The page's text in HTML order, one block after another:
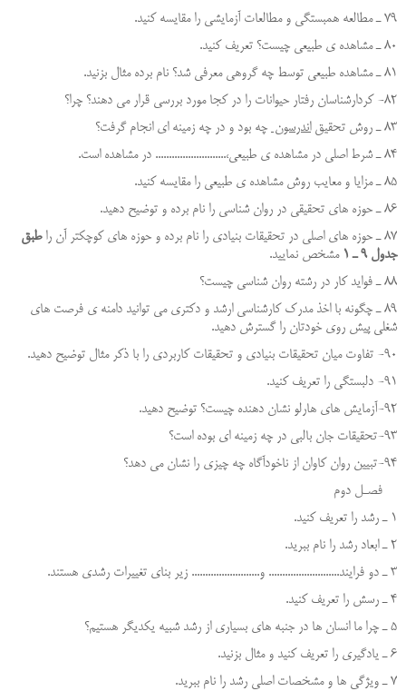
79 ـ مطالعه همبستگي و مطالعات آزمايشي را مقايسه كنيد.
80 ـ مشاهده ي طبيعي چيست؟ تعريف كنيد.
81 ـ مشاهده طبيعي توسط چه گروهي معرفي شد؟ نام برده مثال بزنید.
82- کردارشناسان رفتار حیوانات را در کجا مورد بررسی قرار می دهند؟ چرا؟
83 ـ روش تحقيق
اندرسون چه بود و در چه زمینه اي انجام گرفت؟
84 ـ شرط اصلي در مشاهده ي طبيعي،.......................... در مشاهده است.
85 ـ مزايا و معايب روش مشاهده ي طبيعي را مقايسه كنيد.
86 ـ حوزه هاي تحقيقي در روان شناسي را نام برده و توضيح دهيد.
87 ـ حوزه هاي اصلي در تحقيقات بنيادي را نام برده و حوزه هاي كوچكتر آن را
طبق
جدول 9 ـ 1
مشخص نماييد.
88 ـ فوايد كار در رشته روان شناسي چيست؟
89 ـ چگونه با اخذ مدرك كارشناسي ارشد و دكتري مي توانيد دامنه ي فرصت هاي
شغلي پيش روي خودتان را گسترش دهيد.
90- تفاوت میان تحقیقات بنیادی و تحقیقات کاربردی را با ذکر مثال توضیح دهید.
91- دلبستگی را تعریف کنید.
92-آزمایش های هارلو نشان دهنده چیست؟ توضیح دهید.
93-تحقیقات جان بالبی در چه زمینه ای بوده است؟
94-تبیین روان کاوان از ناخودآگاه چه چیزی را نشان می دهد؟
فصـل دوم
1 ـ رشد را تعريف كنيد.
2 ـ ابعاد رشد را نام ببريد.
3 ـ دو فرايند.......................... و......................... زير بناي تغييرات رشدي هستند.
4 ـ رسش را تعريف كنيد.
5 ـ چرا ما انسان ها در جنبه هاي بسياري از رشد شبيه يكديگر هستيم؟
6 ـ يادگيري را تعريف كنيد و مثال بزنيد.
7 ـ ويژگي ها و مشخصات اصلي رشد را نام ببريد.